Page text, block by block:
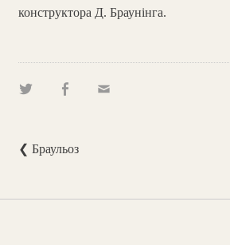
конструктора Д. Браунінга.
❮ Браульоз